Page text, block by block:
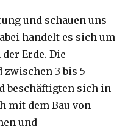
und schauen uns
handelt es sich um
Erde. Die
3 bis 5
beschäftigten sich in
mit dem Bau von
und